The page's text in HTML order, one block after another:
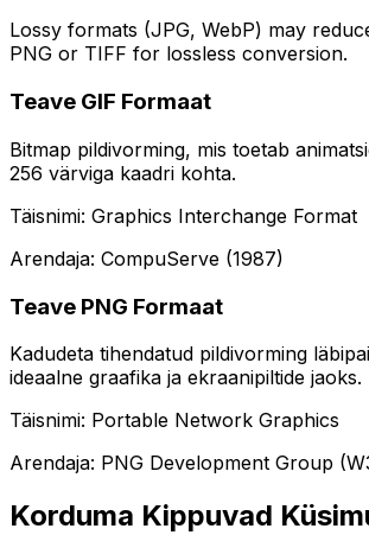
Lossy formats (JPG, WebP) may
PNG or TIFF for lossless conversion.
Teave GIF Formaat
Bitmap pildivorming, mis toetab
256 värviga kaadri kohta.
Täisnimi: Graphics Interchange Format
Arendaja: CompuServe (1987)
Teave PNG Formaat
Kadudeta tihendatud pildivorming
ideaalne graafika ja ekraanipiltide jaoks.
Täisnimi: Portable Network Graphics
Arendaja: PNG Development Group
Korduma Kippuvad